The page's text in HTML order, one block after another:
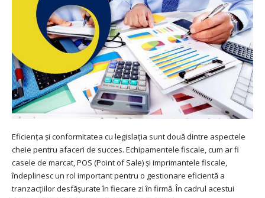
Eficiența și conformitatea cu legislația sunt două dintre aspectele
cheie pentru afaceri de succes. Echipamentele fiscale, cum ar fi
casele de marcat, POS (Point of Sale) și imprimantele fiscale,
îndeplinesc un rol important pentru o gestionare eficientă a
tranzacțiilor desfășurate în fiecare zi în firmă. În cadrul acestui